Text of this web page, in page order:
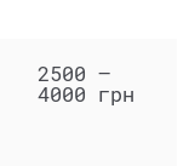
2500 —
4000 грн